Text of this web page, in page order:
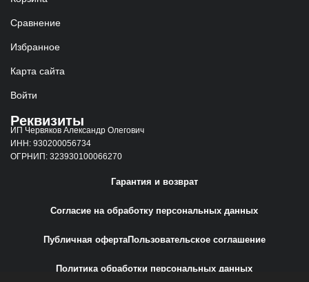
Сравнение
Избранное
Карта сайта
Войти
Реквизиты
ИП Червяков Александр Олегович
ИНН: 930200056734
ОГРНИП: 323930100066270
Гарантия и возврат
Согласие на обработку персональных данных
Публичная офертаПользовательское соглашение
Политика обработки персональных данных